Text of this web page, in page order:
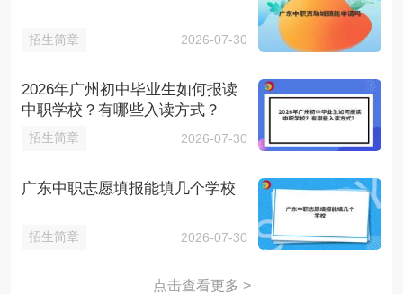
招生简章 2026-07-30
2026年广州初中毕业生如何报读
中职学校？有哪些入读方式？
招生简章 2026-07-30
广东中职志愿填报能填几个学校
招生简章 2026-07-30
点击查看更多 >